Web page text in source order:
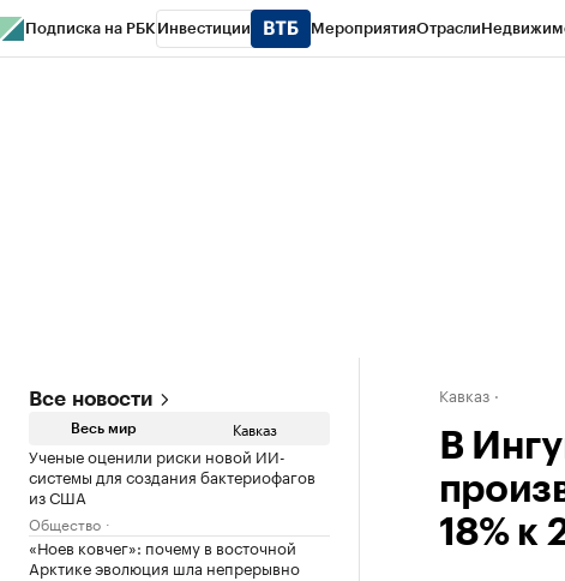
Подписка на РБК Инвестиции МероприятияОтрасли
Все новости
Весь мир Кавказ
Ученые оценили риски новой ИИ-
системы для создания бактериофагов
из США
Общество
«Ноев ковчег»: почему в восточной
Арктике эволюция шла непрерывно
Кавказ
В
18% к